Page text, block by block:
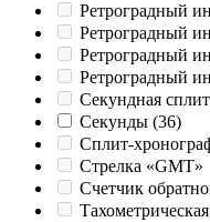
Ретроградный
Ретроградный
Ретроградный
Ретроградный
Секундная
Секунды (36)
Сплит-
Стрелка «GMT»
Счетчик